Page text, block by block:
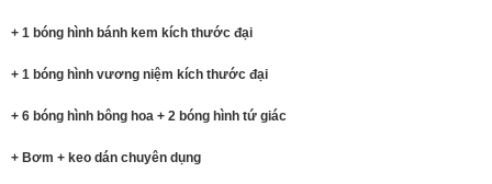
+ 1 bóng hình bánh kem kích thước đại
+ 1 bóng hình vương niệm kích thước đại
+ 6 bóng hình bông hoa + 2 bóng hình tứ giác
+ Bơm + keo dán chuyên dụng